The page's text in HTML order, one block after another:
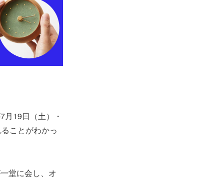
月19日（土）・
ことがわかっ
堂に会し、オ